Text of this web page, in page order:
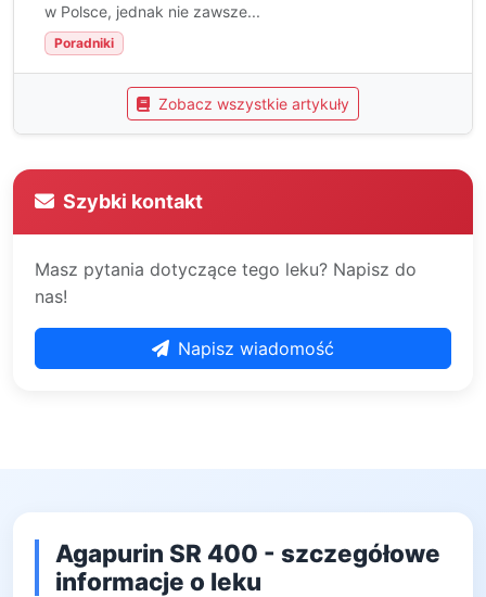
w Polsce, jednak nie zawsze...
Poradniki
Zobacz wszystkie artykuły
Szybki kontakt
Masz pytania dotyczące tego leku? Napisz do
nas!
Napisz wiadomość
Agapurin SR 400 - szczegółowe
informacje o leku